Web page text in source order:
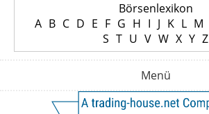
Börsenlexikon
A B C D E F G H I J K L M
S T U V W X Y Z
Menü